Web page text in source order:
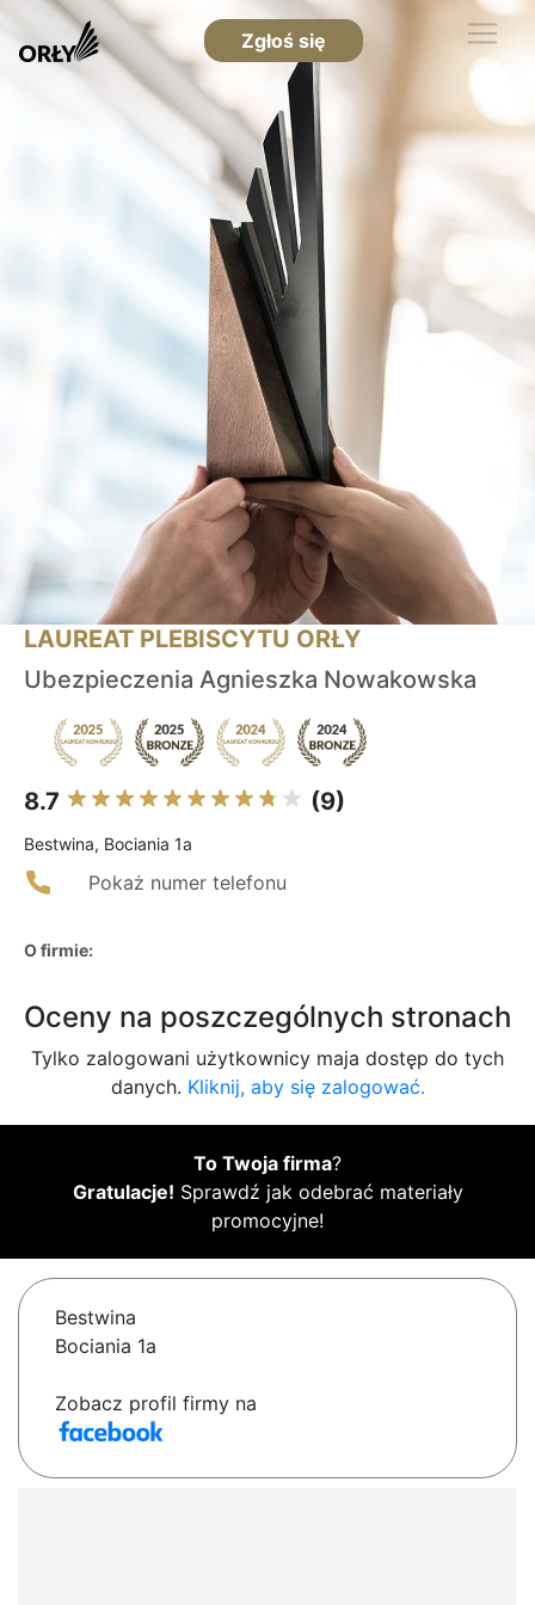
Zgłoś się
LAUREAT PLEBISCYTU ORŁY
Ubezpieczenia Agnieszka Nowakowska
8.7 (9)
Bestwina, Bociania 1a
Pokaż numer telefonu
O firmie:
Oceny na poszczególnych stronach
Tylko zalogowani użytkownicy maja dostęp do tych
danych. Kliknij, aby się zalogować.
To Twoja firma?
Gratulacje! Sprawdź jak odebrać materiały
promocyjne!
Bestwina
Bociania 1a
Zobacz profil firmy na